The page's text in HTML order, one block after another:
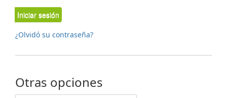
Iniciar sesión
¿Olvidó su contraseña?
Otras opciones